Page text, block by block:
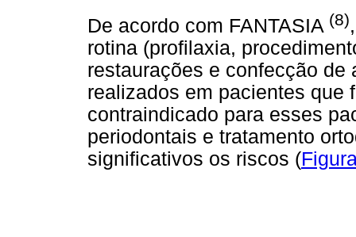
De acordo com FANTASIA (8)
rotina (profilaxia,
restaurações e confecção de
realizados em pacientes que
contraindicado para esses
periodontais e tratamento
significativos os riscos (